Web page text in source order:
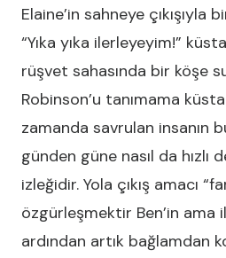
Elaine’in sahneye çıkışıyla
“Yıka yıka ilerleyeyim!”
rüşvet sahasında bir köşe
Robinson’u tanımama
zamanda savrulan insanın
günden güne nasıl da hızlı
izleğidir. Yola çıkış amacı
özgürleşmektir Ben’in ama
ardından artık bağlamdan